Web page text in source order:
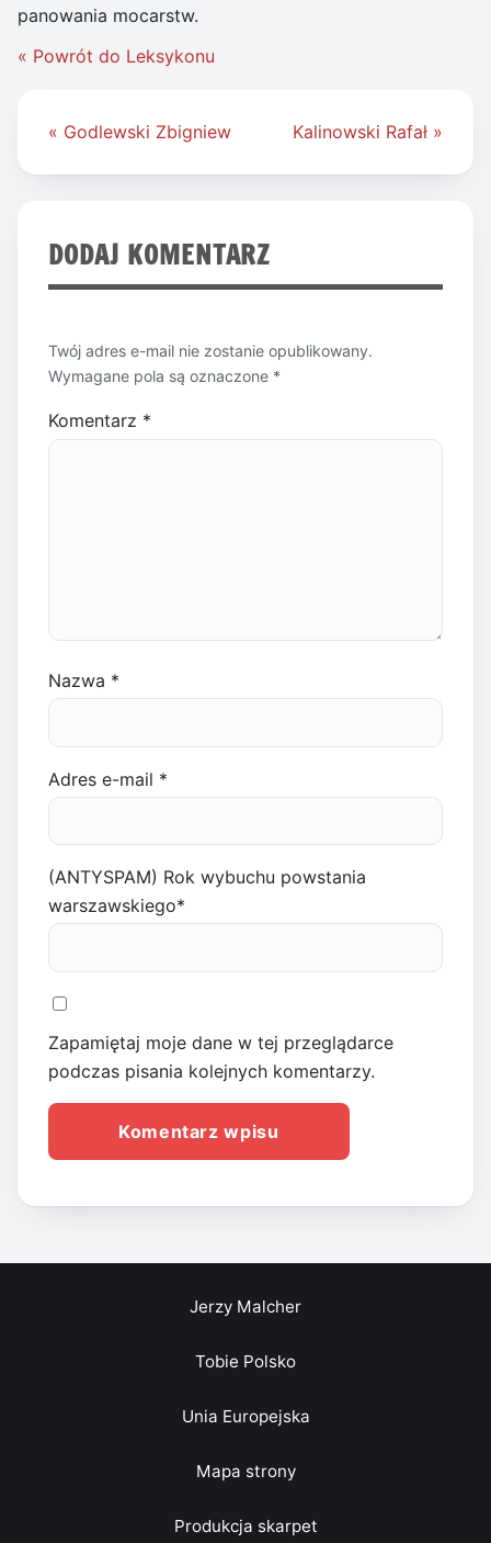
panowania mocarstw.
« Powrót do Leksykonu
Nawigacja
« Godlewski Zbigniew Kalinowski Rafał »
DODAJ KOMENTARZ
Twój adres e-mail nie zostanie opublikowany.
Wymagane pola są oznaczone *
Komentarz *
Nazwa *
Adres e-mail *
(ANTYSPAM) Rok wybuchu powstania
warszawskiego*
Zapamiętaj moje dane w tej przeglądarce
podczas pisania kolejnych komentarzy.
Jerzy Malcher
Tobie Polsko
Unia Europejska
Mapa strony
Produkcja skarpet